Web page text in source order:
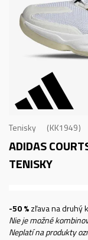
Tenisky KK1949
ADIDAS
TENISKY
-50 %zľava na druhý
Nie je možné
Neplatí na produkty